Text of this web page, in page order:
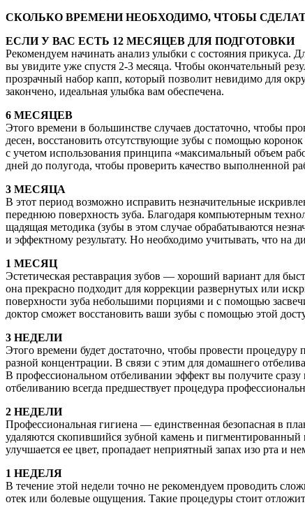
СКОЛЬКО ВРЕМЕНИ НЕОБХОДИМО, ЧТОБЫ
ЕСЛИ У ВАС ЕСТЬ 12 МЕСЯЦЕВ ДЛЯ ПОДГОТОВКИ
Рекомендуем начинать анализ улыбки с состояния прикуса.
вы увидите уже спустя 2-3 месяца. Чтобы окончательный
прозрачный набор капп, который позволит невидимо для
закончено, идеальная улыбка вам обеспечена.
6 МЕСЯЦЕВ
Этого времени в большинстве случаев достаточно, чтобы
десен, восстановить отсутствующие зубы с помощью
с учетом использования принципа «максимальный объем
дней до полугода, чтобы проверить качество выполненной
3 МЕСЯЦА
В этот период возможно исправить незначительные
переднюю поверхность зуба. Благодаря компьютерным
щадящая методика (зубы в этом случае обрабатываются
и эффектному результату. Но необходимо учитывать, что на
1 МЕСЯЦ
Эстетическая реставрация зубов — хороший вариант для
она прекрасно подходит для коррекции развернутых или
поверхности зуба небольшими порциями и с помощью
доктор сможет восстановить ваши зубы с помощью этой
3 НЕДЕЛИ
Этого времени будет достаточно, чтобы провести
разной концентрации. В связи с этим для домашнего
В профессиональном отбеливании эффект вы получите
отбеливанию всегда предшествует процедура
2 НЕДЕЛИ
Профессиональная гигиена — единственная безопасная в
удаляются скопившийся зубной камень и
улучшается ее цвет, пропадает неприятный запах изо рта и
1 НЕДЕЛЯ
В течение этой недели точно не рекомендуем проводить
отек или болевые ощущения. Такие процедуры стоит